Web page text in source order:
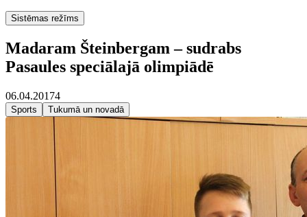
Sistēmas režīms
Madaram Šteinbergam – sudrabs
Pasaules speciālajā olimpiādē
06.04.20174
Sports Tukumā un novadā